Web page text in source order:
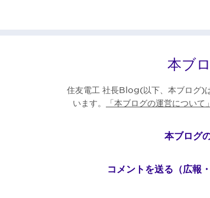
本ブ
住友電工 社長Blog(以下、本ブログ)
います。
「本ブログの運営について」
本ブログ
コメントを送る（広報